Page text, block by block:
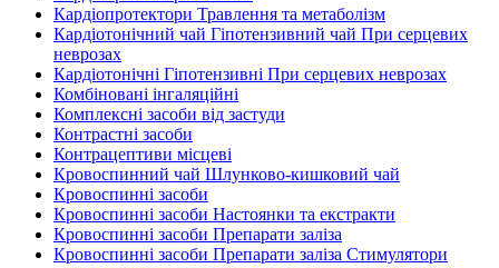
Кардіопротектори Травлення та метаболізм
Кардіотонічний чай Гіпотензивний чай При серцевих
неврозах
Кардіотонічні Гіпотензивні При серцевих неврозах
Комбіновані інгаляційні
Комплексні засоби від застуди
Контрастні засоби
Контрацептиви місцеві
Кровоспинний чай Шлунково-кишковий чай
Кровоспинні засоби
Кровоспинні засоби Настоянки та екстракти
Кровоспинні засоби Препарати заліза
Кровоспинні засоби Препарати заліза Стимулятори